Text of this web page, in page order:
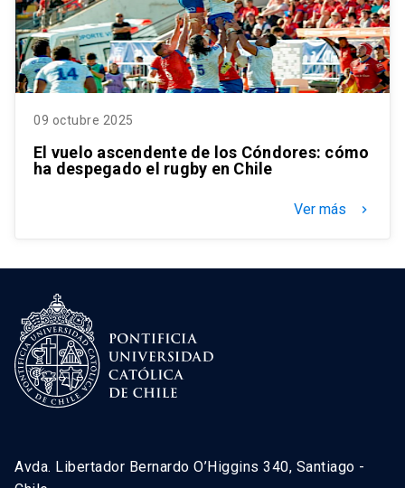
09 octubre 2025
El vuelo ascendente de los Cóndores: cómo
ha despegado el rugby en Chile
Ver más keyboard_arrow_right
Avda. Libertador Bernardo O’Higgins 340, Santiago -